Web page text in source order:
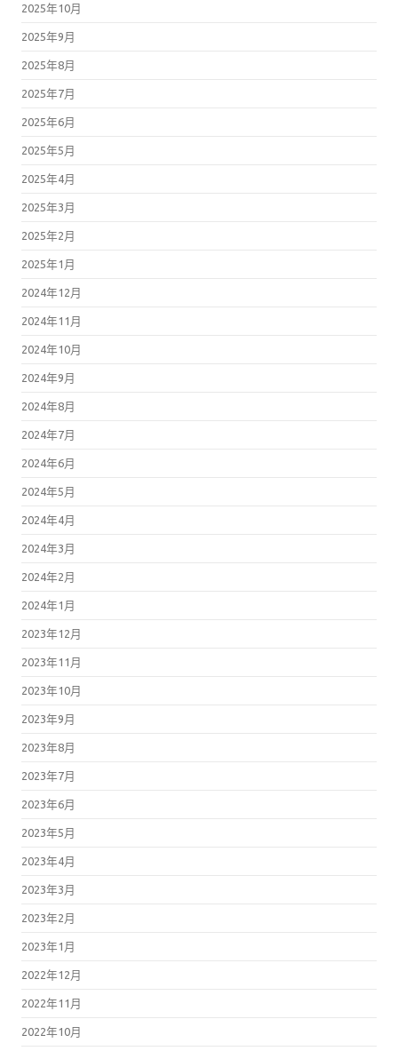
2025年10月
2025年9月
2025年8月
2025年7月
2025年6月
2025年5月
2025年4月
2025年3月
2025年2月
2025年1月
2024年12月
2024年11月
2024年10月
2024年9月
2024年8月
2024年7月
2024年6月
2024年5月
2024年4月
2024年3月
2024年2月
2024年1月
2023年12月
2023年11月
2023年10月
2023年9月
2023年8月
2023年7月
2023年6月
2023年5月
2023年4月
2023年3月
2023年2月
2023年1月
2022年12月
2022年11月
2022年10月